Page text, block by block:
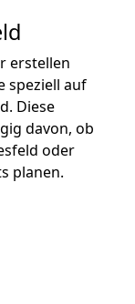
erstellen
speziell auf
Diese
davon, ob
oder
planen.